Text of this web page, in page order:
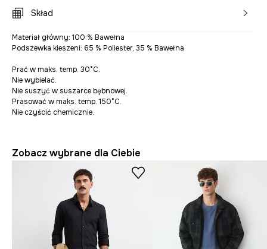
Skład
Materiał główny: 100 % Bawełna
Podszewka kieszeni: 65 % Poliester, 35 % Bawełna
Prać w maks. temp. 30°C.
Nie wybielać.
Nie suszyć w suszarce bębnowej.
Prasować w maks. temp. 150°C.
Nie czyścić chemicznie.
Zobacz wybrane dla Ciebie